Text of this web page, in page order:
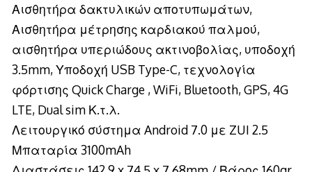
Αισθητήρα δακτυλικών αποτυπωμάτων,
Αισθητήρα μέτρησης καρδιακού παλμού,
αισθητήρα υπεριώδους ακτινοβολίας, υποδοχή
3.5mm, Υποδοχή USB Type-C, τεχνολογία
φόρτισης Quick Charge , WiFi, Bluetooth, GPS, 4G
LTE, Dual sim Κ.τ.λ.
Λειτουργικό σύστημα Android 7.0 με ZUI 2.5
Μπαταρία 3100mAh